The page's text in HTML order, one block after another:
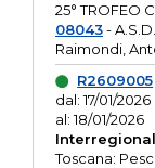
25° TROFEO
08043-
Raimondi,
R2609005
dal: 17/01/2026
al: 18/01/2026
Toscana: